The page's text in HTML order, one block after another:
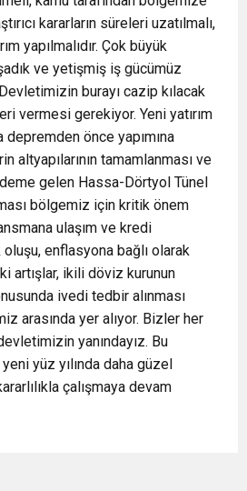
kararların süreleri uzatılmalı,
yapılmalıdır. Çok büyük
ve yetişmiş iş gücümüz
burayı cazip kılacak
vermesi gerekiyor. Yeni yatırım
depremden önce yapımına
altyapılarının tamamlanması ve
gelen Hassa-Dörtyol Tünel
bölgemiz için kritik önem
ulaşım ve kredi
enflasyona bağlı olarak
artışlar, ikili döviz kurunun
ivedi tedbir alınması
arasında yer alıyor. Bizler her
yanındayız. Bu
yüz yılında daha güzel
çalışmaya devam